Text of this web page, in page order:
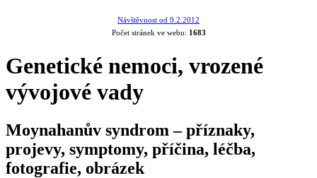
Návštěvnost od 9.2.2012
Počet stránek ve webu: 1683
Genetické nemoci, vrozené
vývojové vady
Moynahanův syndrom – příznaky,
projevy, symptomy, příčina, léčba,
fotografie, obrázek